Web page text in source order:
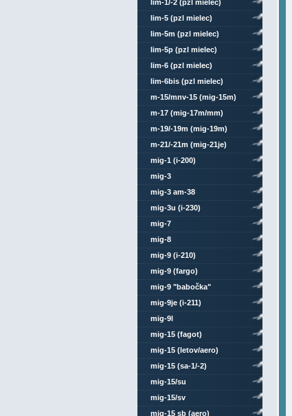
lim-1/-2 (pzl mielec)
lim-5 (pzl mielec)
lim-5m (pzl mielec)
lim-5p (pzl mielec)
lim-6 (pzl mielec)
lim-6bis (pzl mielec)
m-15/mnv-15 (mig-15m)
m-17 (mig-17m/mm)
m-19/-19m (mig-19m)
m-21/-21m (mig-21je)
mig-1 (i-200)
mig-3
mig-3 am-38
mig-3u (i-230)
mig-7
mig-8
mig-9 (i-210)
mig-9 (fargo)
mig-9 "babočka"
mig-9je (i-211)
mig-9l
mig-15 (fagot)
mig-15 (letov/aero)
mig-15 (sa-1/-2)
mig-15/su
mig-15/sv
mig-15 sb (aero)